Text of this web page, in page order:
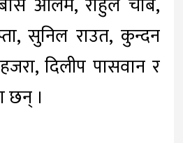
आलम, राहुल चौबे,
सुनिल राउत, कुन्दन
दिलीप पासवान र
छन् ।